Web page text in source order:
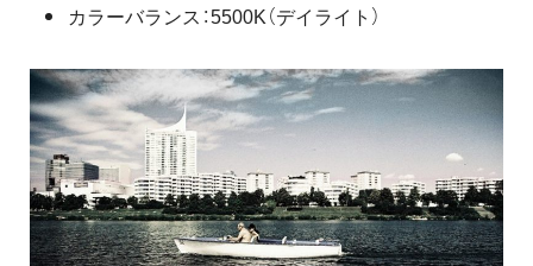
カラーバランス：5500K（デイライト）